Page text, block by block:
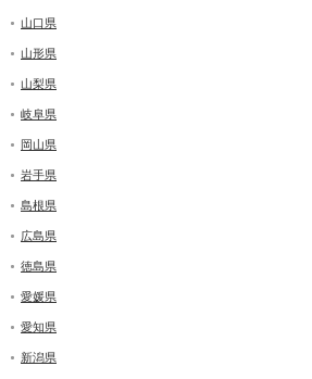
山口県
山形県
山梨県
岐阜県
岡山県
岩手県
島根県
広島県
徳島県
愛媛県
愛知県
新潟県